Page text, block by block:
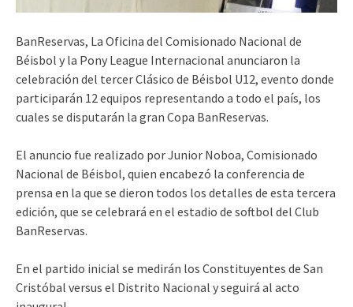
BanReservas, La Oficina del Comisionado Nacional de
Béisbol y la Pony League Internacional anunciaron la
celebración del tercer Clásico de Béisbol U12, evento donde
participarán 12 equipos representando a todo el país, los
cuales se disputarán la gran Copa BanReservas.
El anuncio fue realizado por Junior Noboa, Comisionado
Nacional de Béisbol, quien encabezó la conferencia de
prensa en la que se dieron todos los detalles de esta tercera
edición, que se celebrará en el estadio de softbol del Club
BanReservas.
En el partido inicial se medirán los Constituyentes de San
Cristóbal versus el Distrito Nacional y seguirá al acto